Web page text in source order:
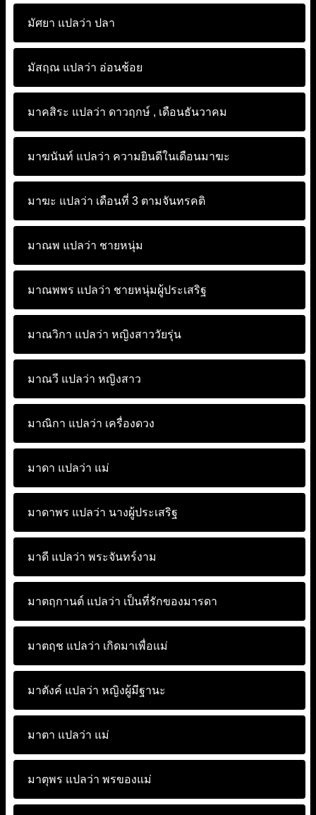
มัศยา แปลว่า ปลา
มัสฤณ แปลว่า อ่อนช้อย
มาคสิระ แปลว่า ดาวฤกษ์ , เดือนธันวาคม
มาฆนันท์ แปลว่า ความยินดีในเดือนมาฆะ
มาฆะ แปลว่า เดือนที่ 3 ตามจันทรคติ
มาณพ แปลว่า ชายหนุ่ม
มาณพพร แปลว่า ชายหนุ่มผู้ประเสริฐ
มาณวิกา แปลว่า หญิงสาววัยรุ่น
มาณวี แปลว่า หญิงสาว
มาณิกา แปลว่า เครื่องดวง
มาดา แปลว่า แม่
มาดาพร แปลว่า นางผู้ประเสริฐ
มาดี แปลว่า พระจันทร์งาม
มาตฤกานต์ แปลว่า เป็นที่รักของมารดา
มาตฤช แปลว่า เกิดมาเพื่อแม่
มาตังค์ แปลว่า หญิงผู้มีฐานะ
มาตา แปลว่า แม่
มาตุพร แปลว่า พรของแม่